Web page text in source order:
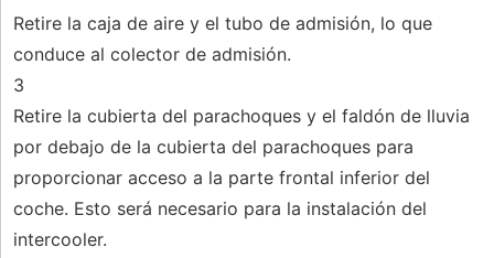
Retire la caja de aire y el tubo de admisión, lo que
conduce al colector de admisión.
3
Retire la cubierta del parachoques y el faldón de lluvia
por debajo de la cubierta del parachoques para
proporcionar acceso a la parte frontal inferior del
coche. Esto será necesario para la instalación del
intercooler.